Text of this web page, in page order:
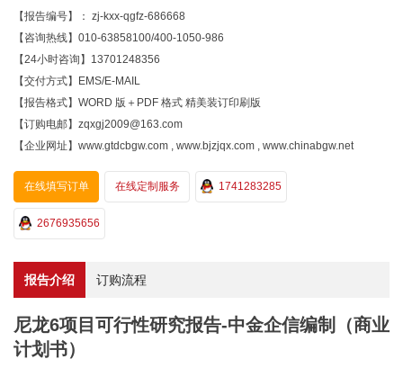
【报告编号】： zj-kxx-qgfz-686668
【咨询热线】010-63858100/400-1050-986
【24小时咨询】13701248356
【交付方式】EMS/E-MAIL
【报告格式】WORD 版＋PDF 格式 精美装订印刷版
【订购电邮】zqxgj2009@163.com
【企业网址】www.gtdcbgw.com , www.bjzjqx.com , www.chinabgw.net
在线填写订单 在线定制服务 1741283285
2676935656
报告介绍 订购流程
尼龙6项目可行性研究报告-中金企信编制（商业
计划书）